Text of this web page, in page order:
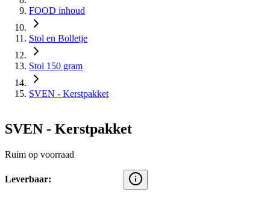
FOOD inhoud
Stol en Bolletje
Stol 150 gram
SVEN - Kerstpakket
SVEN - Kerstpakket
Ruim op voorraad
Leverbaar: